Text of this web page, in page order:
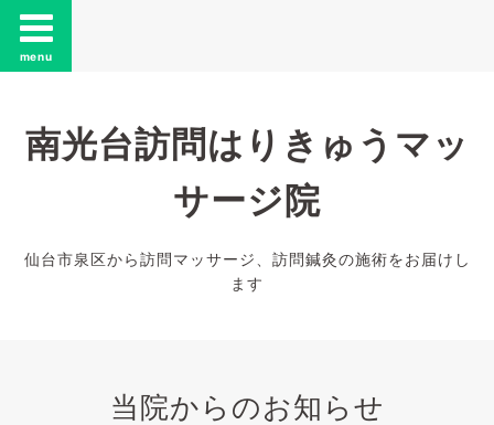
menu
南光台訪問はりきゅうマッ
サージ院
仙台市泉区から訪問マッサージ、訪問鍼灸の施術をお届けし
ます
当院からのお知らせ